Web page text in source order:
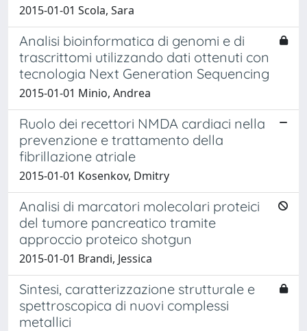
2015-01-01 Scola, Sara
Analisi bioinformatica di genomi e di
trascrittomi utilizzando dati ottenuti con
tecnologia Next Generation Sequencing
2015-01-01 Minio, Andrea
Ruolo dei recettori NMDA cardiaci nella
prevenzione e trattamento della
fibrillazione atriale
2015-01-01 Kosenkov, Dmitry
Analisi di marcatori molecolari proteici
del tumore pancreatico tramite
approccio proteico shotgun
2015-01-01 Brandi, Jessica
Sintesi, caratterizzazione strutturale e
spettroscopica di nuovi complessi
metallici